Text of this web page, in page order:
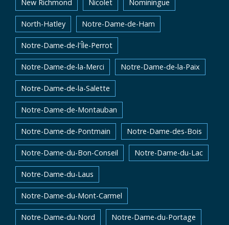
New Richmond Nicolet Nominingue
North-Hatley Notre-Dame-de-Ham
Notre-Dame-de-l'Île-Perrot
Notre-Dame-de-la-Merci Notre-Dame-de-la-Paix
Notre-Dame-de-la-Salette
Notre-Dame-de-Montauban
Notre-Dame-de-Pontmain Notre-Dame-des-Bois
Notre-Dame-du-Bon-Conseil Notre-Dame-du-Lac
Notre-Dame-du-Laus
Notre-Dame-du-Mont-Carmel
Notre-Dame-du-Nord Notre-Dame-du-Portage